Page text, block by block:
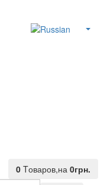
0 Tоваров,на 0грн.